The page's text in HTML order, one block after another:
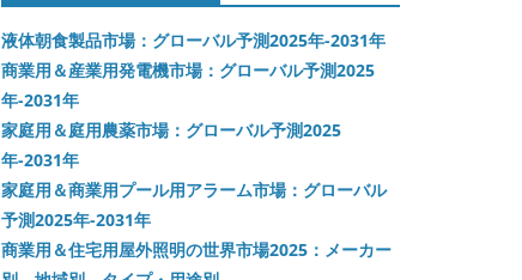
液体朝食製品市場：グローバル予測2025年-2031年
商業用＆産業用発電機市場：グローバル予測2025
年-2031年
家庭用＆庭用農薬市場：グローバル予測2025
年-2031年
家庭用＆商業用プール用アラーム市場：グローバル
予測2025年-2031年
商業用＆住宅用屋外照明の世界市場2025：メーカー